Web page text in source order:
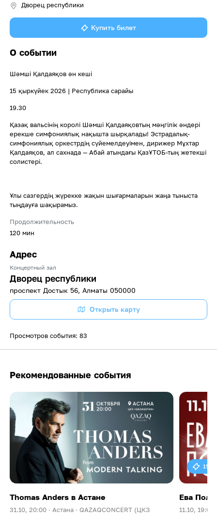
Дворец республики
Купить билет
О событии
Шәмші Қалдаяқов ән кеші
15 қыркүйек 2026 | Республика сарайы
19.30
Қазақ вальсінің королі Шәмші Қалдаяқовтың мәңгілік әндері
ерекше симфониялық нақышта шырқалады! Эстрадалық-
симфониялық оркестрдің сүйемелдеуімен, дирижер Мұхтар
Қалдаяқов, ал сахнада — Абай атындағы ҚазҰТОБ-тың жетекші
солистері.
Ұлы сазгердің жүрекке жақын шығармаларын жаңа тыныста
тыңдауға шақырамыз.
Продолжительность
120 мин
Адрес
Концертный зал
Дворец республики
проспект Достык 56, Алматы 050000
Открыть карту
Просмотров события: 83
Рекомендованные события
Thomas Anders в Астане
31.10, 20:00 · Астана · QAZAQCONCERT (ЦКЗ
15
Ева
11.10, 19:00